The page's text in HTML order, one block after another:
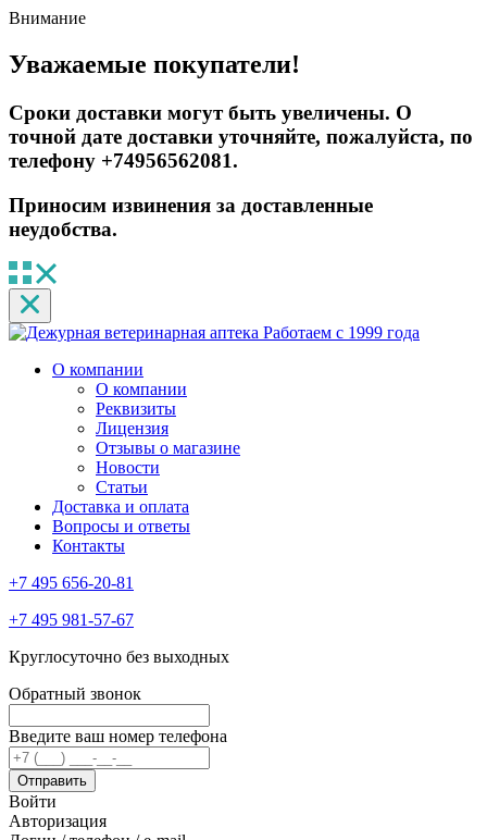
Внимание
Уважаемые покупатели!
Сроки доставки могут быть увеличены. О
точной дате доставки уточняйте, пожалуйста, по
телефону +74956562081.
Приносим извинения за доставленные
неудобства.
Работаем с 1999 года
О компании
О компании
Реквизиты
Лицензия
Отзывы о магазине
Новости
Статьи
Доставка и оплата
Вопросы и ответы
Контакты
+7 495 656-20-81
+7 495 981-57-67
Круглосуточно без выходных
Обратный звонок
Введите ваш номер телефона
Войти
Авторизация